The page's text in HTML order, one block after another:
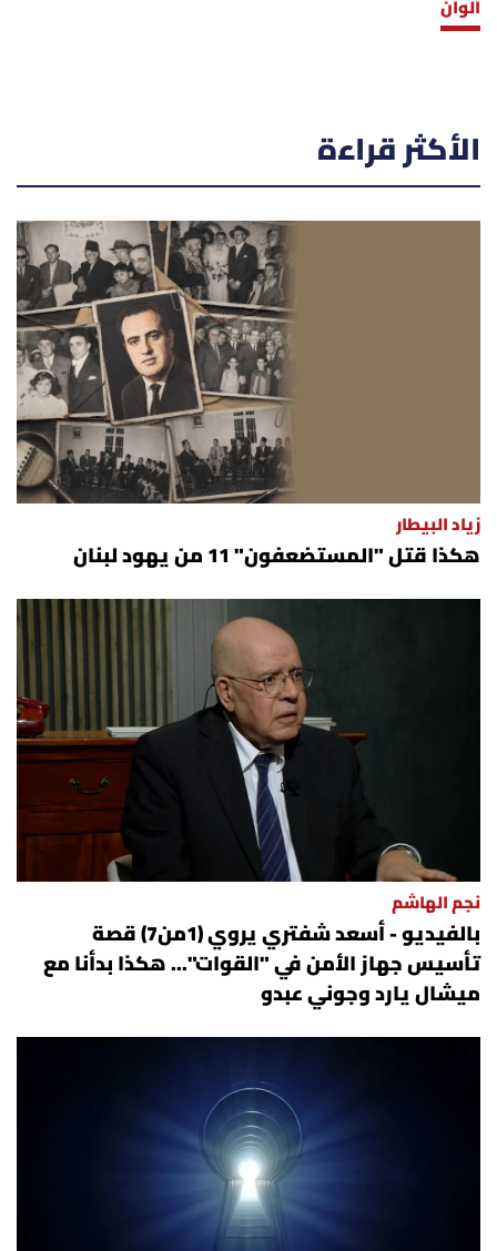
ألوان
الأكثر قراءة
زياد البيطار
هكذا قتل "المستضعفون" 11 من يهود لبنان
نجم الهاشم
بالفيديو - أسعد شفتري يروي (1من7) قصة
تأسيس جهاز الأمن في "القوات"... هكذا بدأنا مع
ميشال يارد وجوني عبدو